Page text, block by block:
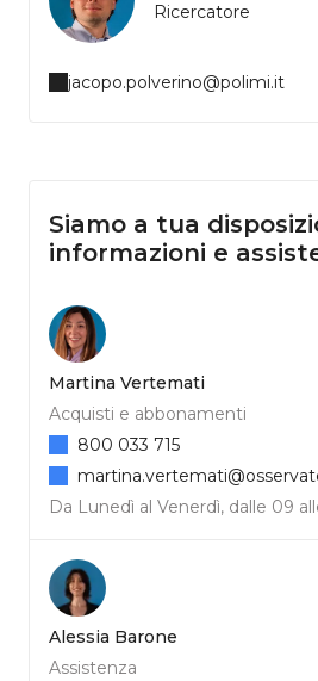
Ricercatore
jacopo.polverino@polimi.it
Siamo a tua
informazioni e
Martina Vertemati
Acquisti e abbonamenti
Da Lunedì al Venerdì, dalle 09
800 033 715
Alessia Barone
Assistenza